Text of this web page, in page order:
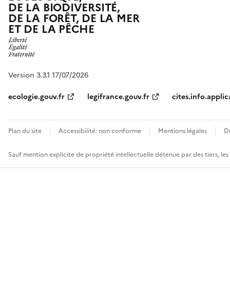
DE LA BIODIVERSITÉ,
DE LA FORÊT, DE LA MER
ET DE LA PÊCHE
Version 3.3.1 17/07/2026
ecologie.gouv.fr
legifrance.gouv.fr
Plan du site Accessibilité: non conforme Mentions légales
Sauf mention explicite de propriété intellectuelle détenue par des tiers,